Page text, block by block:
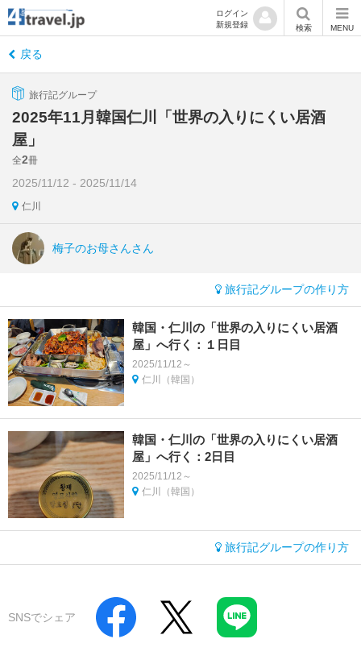
ログイン
新規登録
検索 MENU
戻る
旅行記グループ
2025年11月韓国仁川「世界の入りにくい居酒
屋」
全2冊
2025/11/12 - 2025/11/14
仁川
梅子のお母さんさん
旅行記グループの作り方
韓国・仁川の「世界の入りにくい居酒
屋」へ行く：１日目
2025/11/12～
仁川（韓国）
韓国・仁川の「世界の入りにくい居酒
屋」へ行く：2日目
2025/11/12～
仁川（韓国）
旅行記グループの作り方
SNSでシェア